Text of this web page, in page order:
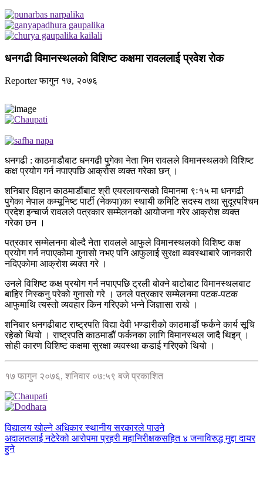
धनगढी विमानस्थलको विशिष्ट कक्षमा रावललाई प्रवेश रोक
Reporterफागुन १७, २०७६
धनगढी : काठमाडौबाट धनगढी पुगेका नेता भिम रावलले विमानस्थलको विशिष्ट
कक्ष प्रयोग गर्न नपाएपछि आक्रोस व्यक्त गरेका छन् ।
शनिबार विहान काठमाडौंबाट श्री एयरलायन्सको विमानमा ९ः१५ मा धनगढी
पुगेका नेपाल कम्यूनिष्ट पार्टी (नेकपा)का स्थायी कमिटि सदस्य तथा सुदूरपश्चिम
प्रदेश इन्चार्ज रावलले पत्रकार सम्मेलनको आयोजना गरेर आक्रोश व्यक्त
गरेका छन ।
पत्रकार सम्मेलनमा बोल्दै नेता रावलले आफुले विमानस्थलको विशिष्ट कक्ष
प्रयोग गर्न नपाएकोमा गुनासो नभए पनि आफुलाई सुरक्षा व्यवस्थाबारे जानकारी
नदिएकोमा आक्रोश ब्यक्त गरे ।
उनले विशिष्ट कक्ष प्रयोग गर्न नपाएपछि ट्रली बोक्ने बाटोबाट विमानस्थलबाट
बाहिर निस्कनु परेको गुनासो गरे । उनले पत्रकार सम्मेलनमा पटक-पटक
आफुमाथि त्यस्तो व्यवहार किन गरिएको भन्ने जिज्ञासा राखे ।
शनिबार धनगढीबाट राष्ट्रपति विद्या देवी भण्डारीको काठमाडौं फर्कने कार्य सूचि
रहेको थियो । राष्ट्रपति काठमाडौं फर्कनका लागि विमानस्थल जादै थिइन् ।
सोही कारण विशिष्ट कक्षमा सुरक्षा व्यवस्था कडाई गरिएको थियो ।
१७ फागुन २०७६, शनिवार ०७:५९ बजे प्रकाशित
विद्यालय खोल्ने अधिकार स्थानीय सरकारले पाउने
अदालतलाई नटेरेको आरोपमा प्रहरी महानिरीक्षकसहित ४ जनाविरुद्ध मुद्दा दायर
हुने